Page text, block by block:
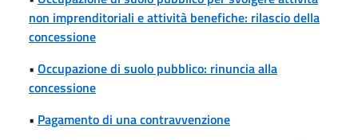
non imprenditoriali e attività benefiche: rilascio della
concessione
• Occupazione di suolo pubblico: rinuncia alla
concessione
• Pagamento di una contravvenzione